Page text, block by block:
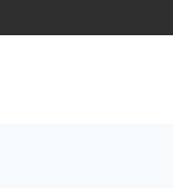
al